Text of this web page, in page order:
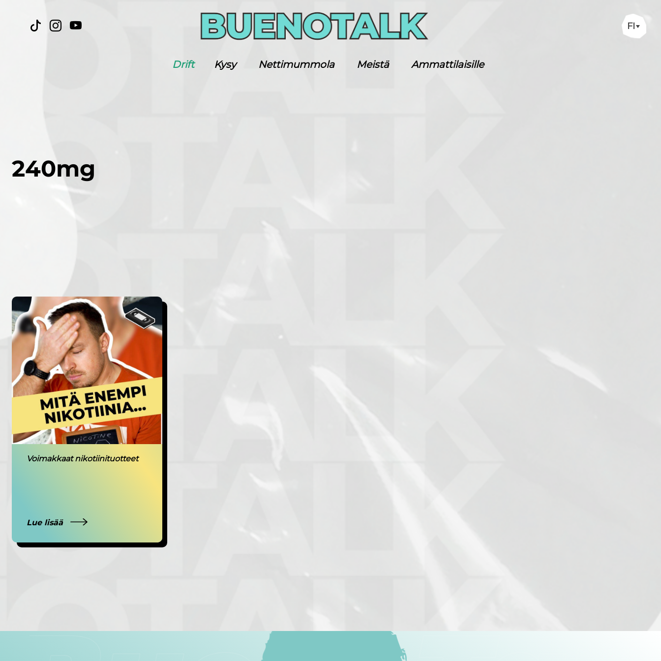
FI
Drift Kysy Nettimummola Meistä Ammattilaisille
240mg
Voimakkaat nikotiinituotteet
Lue lisää